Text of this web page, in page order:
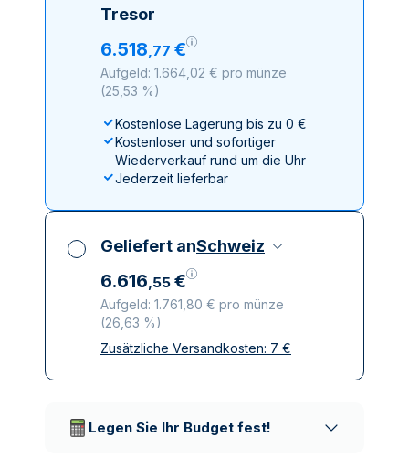
Tresor
6.518,77 €
Aufgeld: 1.664,02 € pro münze
(25,53 %)
Kostenlose Lagerung bis zu 0 €
Kostenloser und sofortiger
Wiederverkauf rund um die Uhr
Jederzeit lieferbar
Geliefert anSchweiz
6.616,55 €
Aufgeld: 1.761,80 € pro münze
(26,63 %)
Alle Steuern inbegriffen
Zusätzliche Versandkosten: 7 €
Legen Sie Ihr Budget fest!